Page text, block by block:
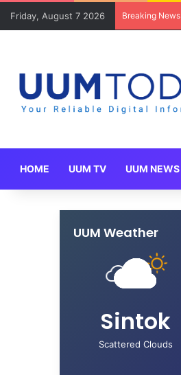
Friday, August 7 2026 Breaking News
HOME UUM TV UUM NEWS
UUM Weather
Sintok
Scattered Clouds